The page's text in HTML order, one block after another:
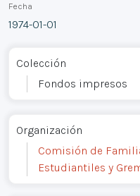
Fecha
1974-01-01
Colección
Fondos impresos
Organización
Comisión de
Estudiantiles y